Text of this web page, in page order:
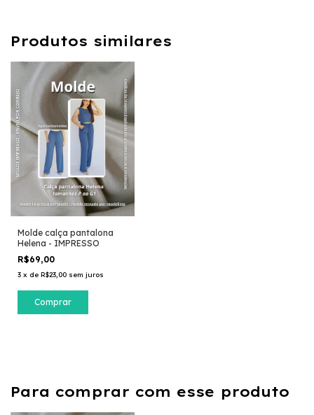
Produtos similares
Molde calça pantalona
Helena - IMPRESSO
R$69,00
3 x de R$23,00 sem juros
Para comprar com esse produto